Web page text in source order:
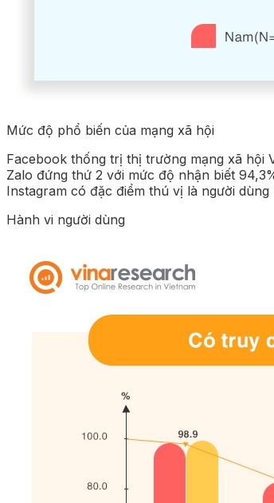
Mức độ phổ biến của mạng xã hội
Facebook thống trị thị trường mạng xã hội
Zalo đứng thứ 2 với mức độ nhận biết
Instagram có đặc điểm thú vị là người
Hành vi người dùng